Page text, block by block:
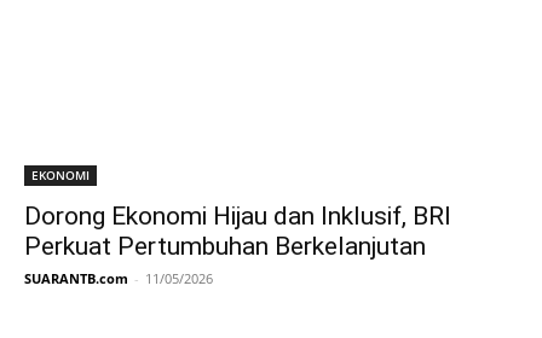
EKONOMI
Dorong Ekonomi Hijau dan Inklusif, BRI
Perkuat Pertumbuhan Berkelanjutan
SUARANTB.com - 11/05/2026